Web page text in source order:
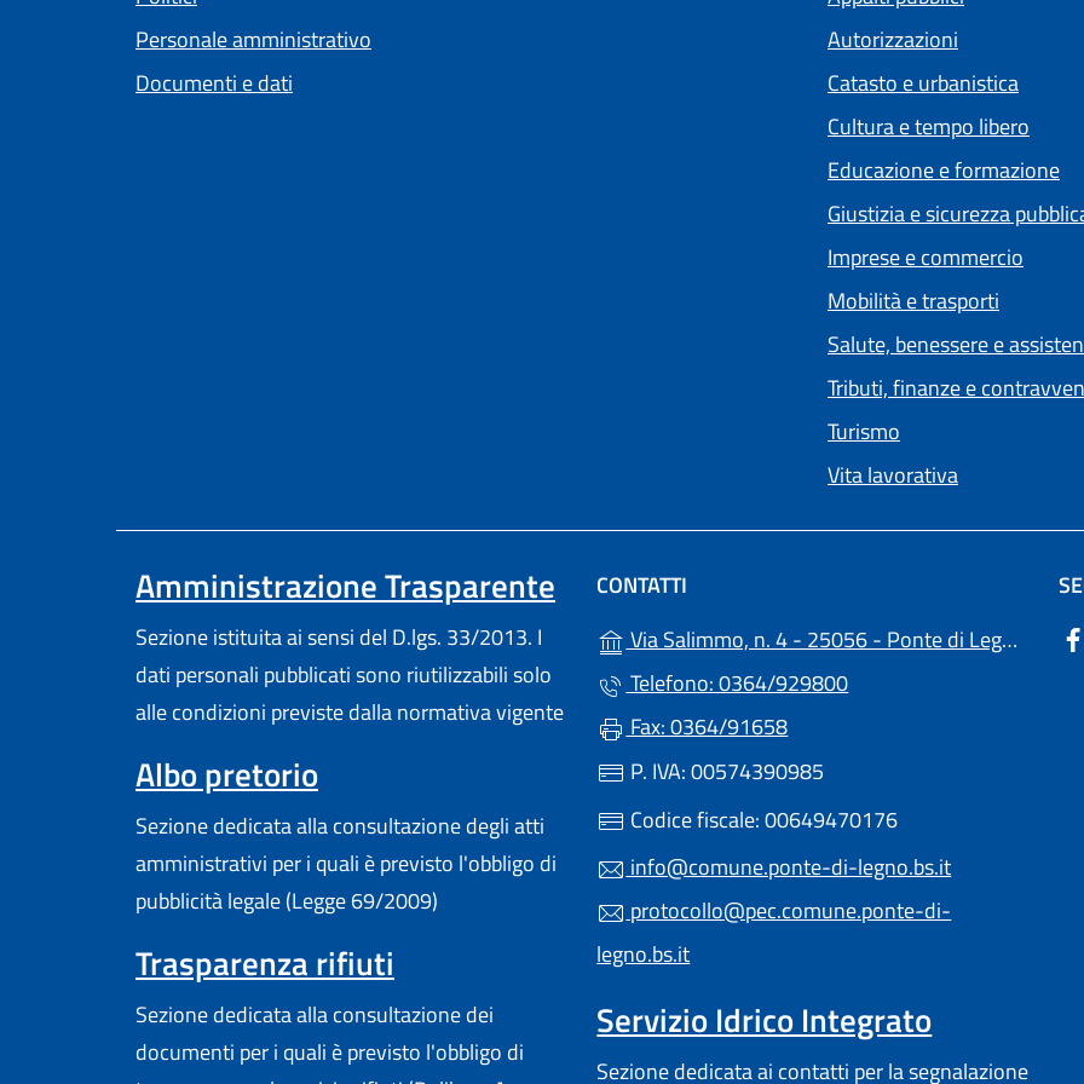
Personale amministrativo
Documenti e dati
Autorizzazioni
Catasto e urbanistica
Cultura e tempo libero
Educazione e formazione
Giustizia e sicurezza
Imprese e commercio
Mobilità e trasporti
Salute, benessere e
Tributi, finanze e
Turismo
Vita lavorativa
Amministrazione Trasparente
Sezione istituita ai sensi del D.lgs. 33/2013. I
dati personali pubblicati sono riutilizzabili solo
alle condizioni previste dalla normativa vigente
Albo pretorio
Sezione dedicata alla consultazione degli atti
amministrativi per i quali è previsto l'obbligo di
pubblicità legale (Legge 69/2009)
Trasparenza rifiuti
Sezione dedicata alla consultazione dei
documenti per i quali è previsto l'obbligo di
CONTATTI
Via Salimmo, n. 4 - 25056 - Ponte di Legno (BS)
Telefono: 0364/929800
Fax: 0364/91658
P. IVA: 00574390985
Codice fiscale: 00649470176
info@comune.ponte-di-legno.bs.it
protocollo@pec.comune.ponte-di-
legno.bs.it
Servizio Idrico Integrato
Sezione dedicata ai contatti per la segnalazione